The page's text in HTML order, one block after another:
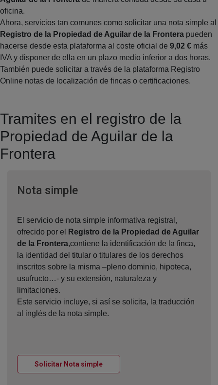
oficina.
Ahora, servicios tan comunes como solicitar una nota simple al
Registro de la Propiedad de Aguilar de la Frontera pueden
hacerse desde esta plataforma al coste oficial de 9,02 € más
IVA y disponer de ella en un plazo medio inferior a dos horas.
También puede solicitar a través de la plataforma Registro
Online notas de localización de fincas o certificaciones.
Tramites en el registro de la
Propiedad de Aguilar de la
Frontera
Nota simpleVentana nueva
El servicio de nota simple informativa registral,
ofrecido por el
Registro de la Propiedad de Aguilar
de la Frontera,contiene la identificación de la finca,
la identidad del titular o titulares de los derechos
inscritos sobre la misma –pleno dominio, hipoteca,
usufructo…- y su extensión, naturaleza y
limitaciones.
Este servicio incluye, si así se solicita, la traducción
al inglés de la nota simple.
Solicitar Nota simpleVentana nueva